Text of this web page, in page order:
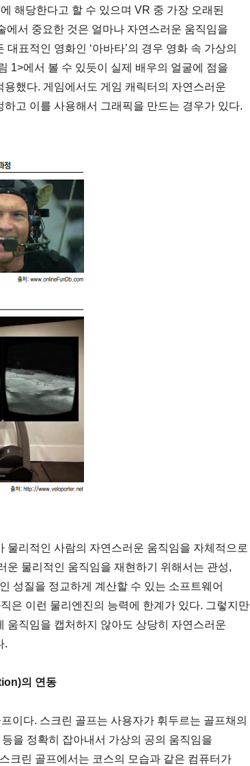
해당한다고 할 수 있으며 VR 중 가장 오래된
에서 중요한 것은 얼마나 자연스러운 움직임을
표적인 영화인 ‘아바타’의 경우 영화 속 가상의
1>에서 볼 수 있듯이 실제 배우의 얼굴에 점을
했다. 게임에서도 게임 캐릭터의 자연스러운
고 이를 사용해서 그래픽을 만드는 경우가 있다.
물리적인 사람의 자연스러운 움직임을 자체적으로
운 물리적인 움직임을 재현하기 위해서는 관성,
성질을 정교하게 계산할 수 있는 소프트웨어
은 이런 물리엔진의 능력에 한계가 있다. 그렇지만
움직임을 캡처하지 않아도 상당히 자연스러운
.
의 연동
이다. 스크린 골프는 사용자가 휘두르는 골프채의
을 정확히 잡아내서 가상의 공의 움직임을
크린 골프에서는 코스의 모습과 같은 컴퓨터가